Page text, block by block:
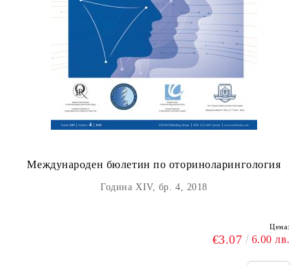
Международен бюлетин по оториноларингология
Година XIV, бр. 4, 2018
Цена:
€3.07 6.00 лв.